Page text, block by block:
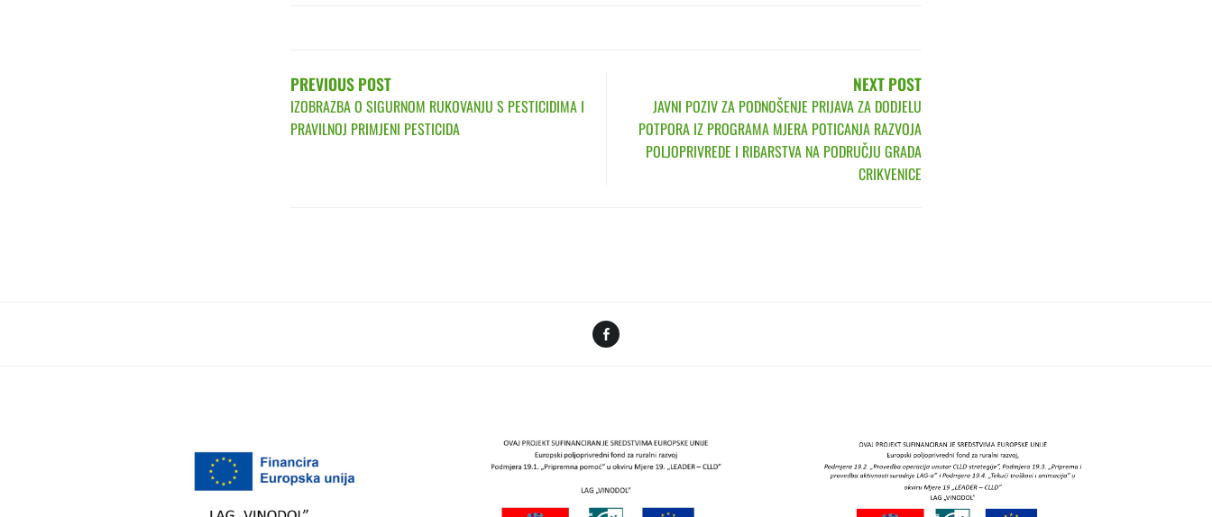
PREVIOUS POST
IZOBRAZBA O SIGURNOM RUKOVANJU S PESTICIDIMA I
PRAVILNOJ PRIMJENI PESTICIDA
NEXT POST
JAVNI POZIV ZA PODNOŠENJE PRIJAVA ZA DODJELU
POTPORA IZ PROGRAMA MJERA POTICANJA RAZVOJA
POLJOPRIVREDE I RIBARSTVA NA PODRUČJU GRADA
CRIKVENICE